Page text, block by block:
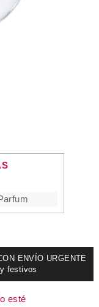
ENVÍO URGENTE
festivos
esté